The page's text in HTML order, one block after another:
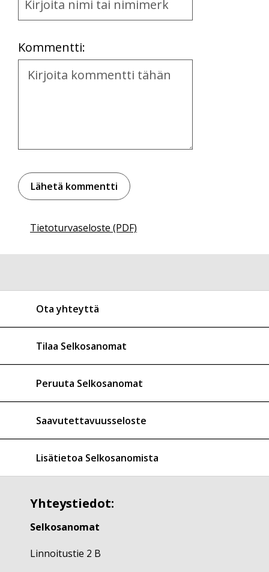
and
Kommentti:
Kommentti
Tietoturvaseloste (PDF)
Ota yhteyttä
Tilaa Selkosanomat
Peruuta Selkosanomat
Saavutettavuusseloste
Lisätietoa Selkosanomista
Yhteystiedot:
Selkosanomat
Linnoitustie 2 B